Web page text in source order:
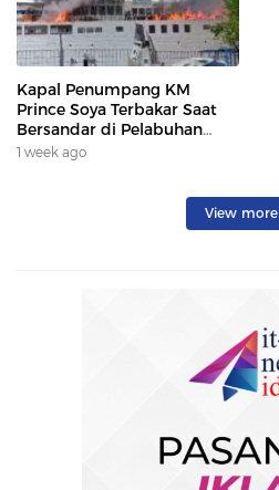
Kapal Penumpang KM
Prince Soya Terbakar Saat
Bersandar di Pelabuhan
Samarinda, Keberangkatan
1 week ago
View more